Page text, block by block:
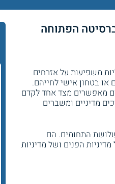
הפתוחה
משפיעות על אזרחים
בטחון אישי לחייהם.
מאפשרים מצד אחד לקדם
מדיניים ומשברים
התחומים. הם
הפנים ושל מדיניות